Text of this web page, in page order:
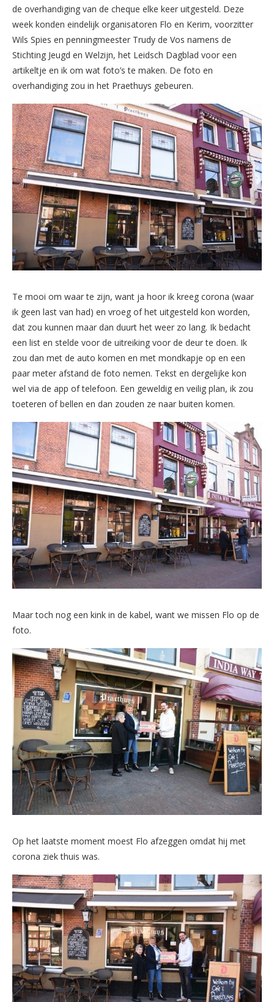
de overhandiging van de cheque elke keer uitgesteld. Deze
week konden eindelijk organisatoren Flo en Kerim, voorzitter
Wils Spies en penningmeester Trudy de Vos namens de
Stichting Jeugd en Welzijn, het Leidsch Dagblad voor een
artikeltje en ik om wat foto’s te maken. De foto en
overhandiging zou in het Praethuys gebeuren.
Te mooi om waar te zijn, want ja hoor ik kreeg corona (waar
ik geen last van had) en vroeg of het uitgesteld kon worden,
dat zou kunnen maar dan duurt het weer zo lang. Ik bedacht
een list en stelde voor de uitreiking voor de deur te doen. Ik
zou dan met de auto komen en met mondkapje op en een
paar meter afstand de foto nemen. Tekst en dergelijke kon
wel via de app of telefoon. Een geweldig en veilig plan, ik zou
toeteren of bellen en dan zouden ze naar buiten komen.
Maar toch nog een kink in de kabel, want we missen Flo op de
foto.
Op het laatste moment moest Flo afzeggen omdat hij met
corona ziek thuis was.